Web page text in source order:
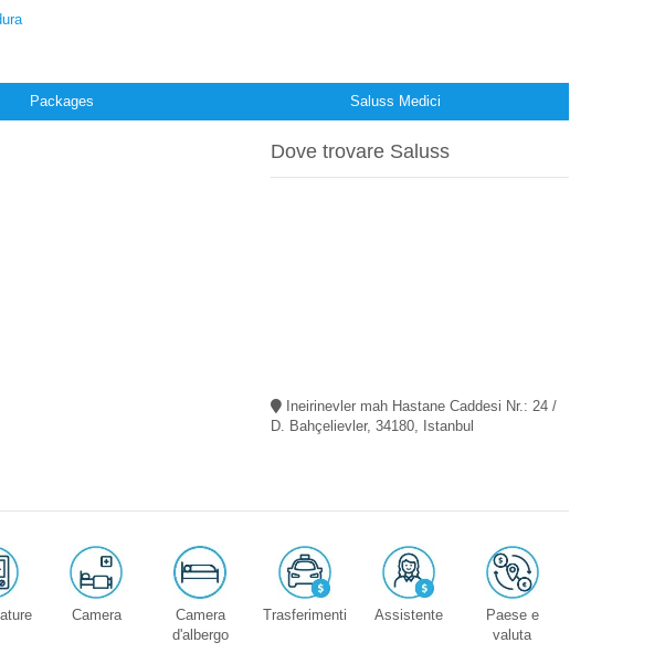
Dove trovare Saluss
Ineirinevler mah Hastane Caddesi Nr.: 24 /
D. Bahçelievler, 34180, Istanbul
Camera
Camera
d'albergo
Trasferimenti Assistente
Paese e
valuta
Packages Saluss Medici